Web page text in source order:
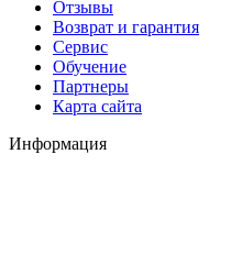
Отзывы
Возврат и гарантия
Сервис
Обучение
Партнеры
Карта сайта
Информация